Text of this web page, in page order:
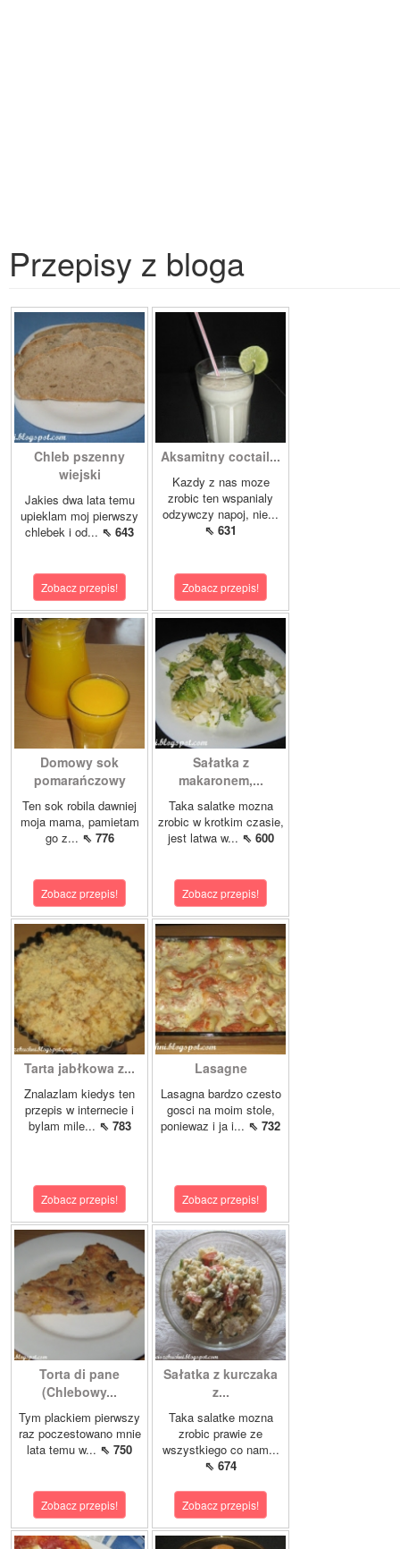
Przepisy z bloga
Chleb pszenny
wiejski
Jakies dwa lata temu
upieklam moj pierwszy
chlebek i od... ⇖ 643
Zobacz przepis!
Aksamitny coctail...
Kazdy z nas moze
zrobic ten wspanialy
odzywczy napoj, nie...
⇖ 631
Zobacz przepis!
Domowy sok
pomarańczowy
Ten sok robila dawniej
moja mama, pamietam
go z... ⇖ 776
Zobacz przepis!
Sałatka z
makaronem,...
Taka salatke mozna
zrobic w krotkim czasie,
jest latwa w... ⇖ 600
Zobacz przepis!
Tarta jabłkowa z...
Znalazlam kiedys ten
przepis w internecie i
bylam mile... ⇖ 783
Zobacz przepis!
Lasagne
Lasagna bardzo czesto
gosci na moim stole,
poniewaz i ja i... ⇖ 732
Zobacz przepis!
Torta di pane
(Chlebowy...
Tym plackiem pierwszy
raz poczestowano mnie
lata temu w... ⇖ 750
Zobacz przepis!
Sałatka z kurczaka
z...
Taka salatke mozna
zrobic prawie ze
wszystkiego co nam...
⇖ 674
Zobacz przepis!